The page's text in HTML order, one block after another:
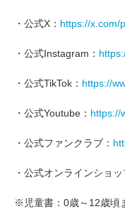
・公式X： https://x.com/
・公式Instagram：
・公式TikTok： https://
・公式Youtube： https://
・公式ファンクラブ：
・公式オンラインショッ
※児童書：0歳～12歳頃